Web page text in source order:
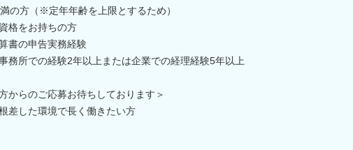
満の方（※定年年齢を上限とするため）
格をお持ちの方
書の申告実務経験
務所での経験2年以上または企業での経理経験5年以上
からのご応募お待ちしております＞
差した環境で長く働きたい方